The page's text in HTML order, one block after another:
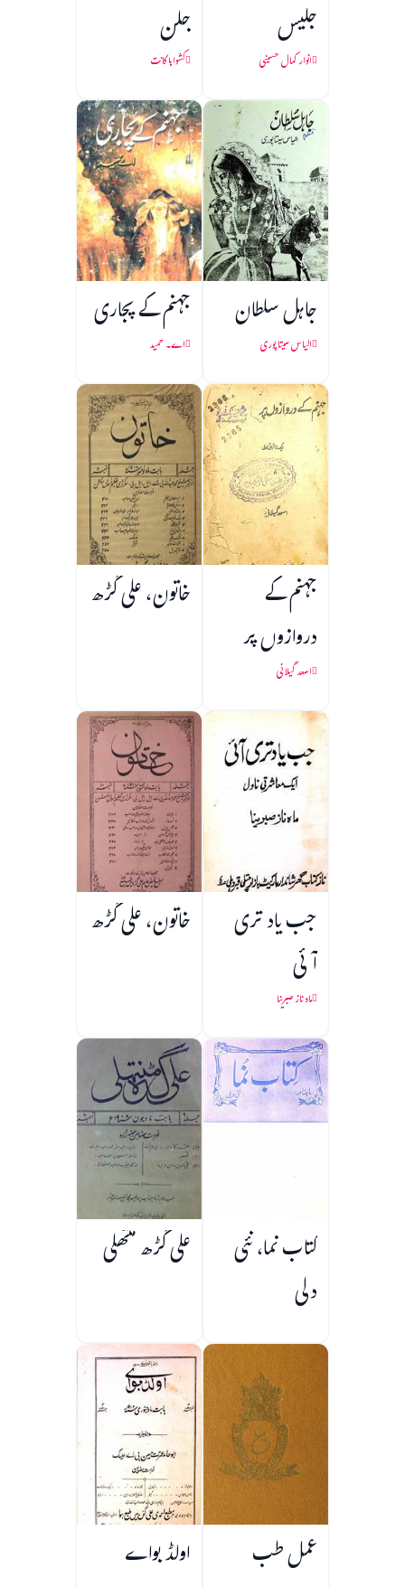
جلیس
انوار کمال حسینی
جلن
کشواہا کانت
جاہل سلطان
الیاس سیتا پوری
جہنم کے پجاری
اے۔ حمید
جہنم کے
دروازوں پر
اسعد گیلانی
خاتون، علی گڑھ
جب یاد تری
آئی
ماہ ناز صبرینا
خاتون، علی گڑھ
کتاب نما، نئی
دلی
علی گڑھ منتھلی
عمل طب اولڈ بواے